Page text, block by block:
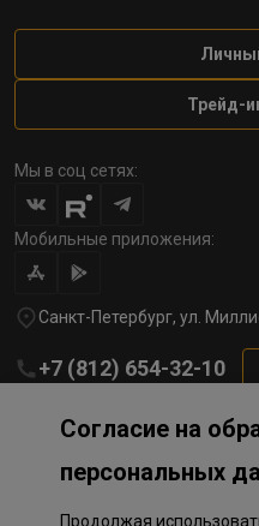
Трейд-
Мы в соц сетях:
Мобильные приложения:
Санкт-Петербург, ул.
+7 (812) 654-32-10
Политика обработки персональных
Согласие на
персональных
Продолжая